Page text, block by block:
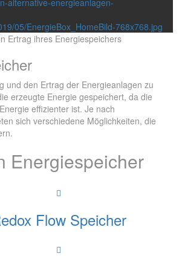
Ertrag ihres Energiespeichers
und den Ertrag der Energieanlagen zu
erzeugte Energie gespeichert, da die
effizienter ist. Je nach
sich verschiedene Möglichkeiten, die
Energiespeicher
Flow Speicher